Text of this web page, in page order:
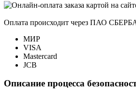
Оплата происходит через ПАО
МИР
VISA
Mastercard
JCB
Описание процесса